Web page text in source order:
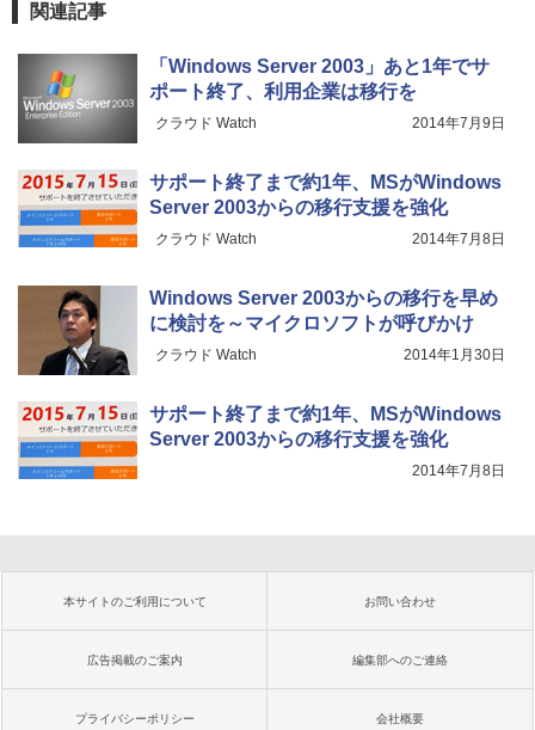
関連記事
「Windows Server 2003」あと1年でサ
ポート終了、利用企業は移行を
クラウド Watch 2014年7月9日
サポート終了まで約1年、MSがWindows
Server 2003からの移行支援を強化
クラウド Watch 2014年7月8日
Windows Server 2003からの移行を早め
に検討を～マイクロソフトが呼びかけ
クラウド Watch 2014年1月30日
サポート終了まで約1年、MSがWindows
Server 2003からの移行支援を強化
2014年7月8日
本サイトのご利用について お問い合わせ
広告掲載のご案内 編集部へのご連絡
プライバシーポリシー 会社概要